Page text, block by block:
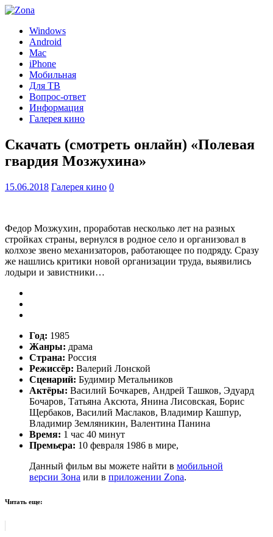
Windows
Android
Mac
iPhone
Мобильная
Для ТВ
Вопрос-ответ
Информация
Галерея кино
Скачать (смотреть онлайн) «Полевая
гвардия Мозжухина»
15.06.2018 Галерея кино 0
Федор Мозжухин, проработав несколько лет на разных
стройках страны, вернулся в родное село и организовал в
колхозе звено механизаторов, работающее по подряду. Сразу
же нашлись критики новой организации труда, выявились
лодыри и завистники…
Год: 1985
Жанры: драма
Страна: Россия
Режиссёр: Валерий Лонской
Сценарий: Будимир Метальников
Актёры: Василий Бочкарев, Андрей Ташков, Эдуард
Бочаров, Татьяна Аксюта, Янина Лисовская, Борис
Щербаков, Василий Маслаков, Владимир Кашпур,
Владимир Земляникин, Валентина Панина
Время: 1 час 40 минут
Премьера: 10 февраля 1986 в мире,
Данный фильм вы можете найти в мобильной
версии Зона или в приложении Zona.
Читать еще: